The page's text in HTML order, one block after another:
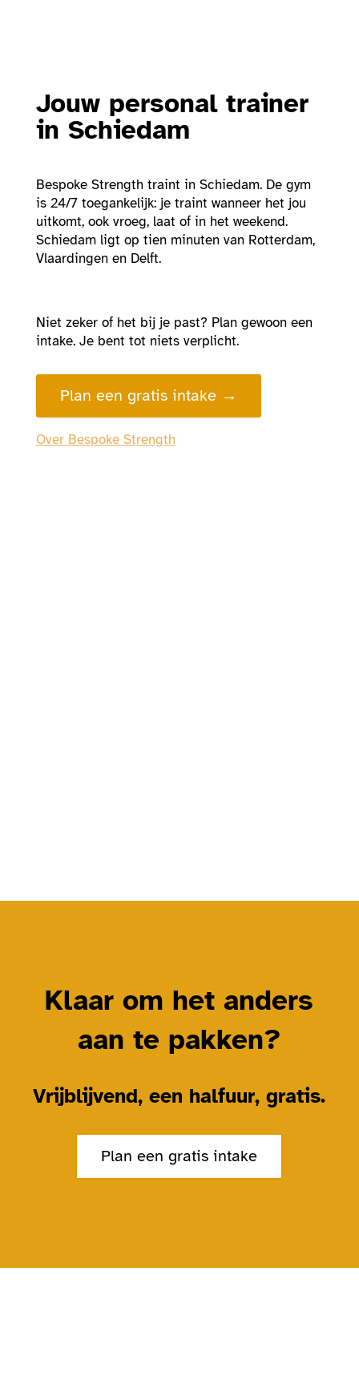
Jouw personal trainer
in Schiedam
Bespoke Strength traint in Schiedam. De gym
is 24/7 toegankelijk: je traint wanneer het jou
uitkomt, ook vroeg, laat of in het weekend.
Schiedam ligt op tien minuten van Rotterdam,
Vlaardingen en Delft.
Niet zeker of het bij je past? Plan gewoon een
intake. Je bent tot niets verplicht.
Plan een gratis intake →
Over Bespoke Strength
Klaar om het anders
aan te pakken?
Vrijblijvend, een halfuur, gratis.
Plan een gratis intake